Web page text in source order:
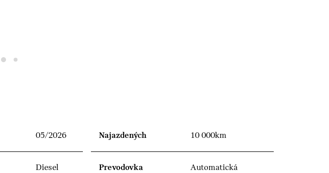
05/2026
Diesel
Najazdených 10 000km
Prevodovka Automatická